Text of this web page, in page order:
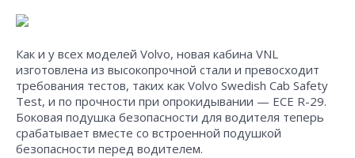
Как и у всех моделей Volvo, новая кабина VNL
изготовлена из высокопрочной стали и превосходит
требования тестов, таких как Volvo Swedish Cab Safety
Test, и по прочности при опрокидывании — ECE R-29.
Боковая подушка безопасности для водителя теперь
срабатывает вместе со встроенной подушкой
безопасности перед водителем.